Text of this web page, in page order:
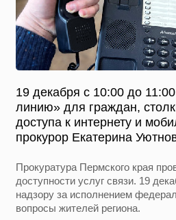
19 декабря с 10:00 до
линию» для граждан,
доступа к интернету и
прокурор Екатерина
Прокуратура Пермского края
доступности услуг связи. 19
надзору за исполнением
вопросы жителей региона.